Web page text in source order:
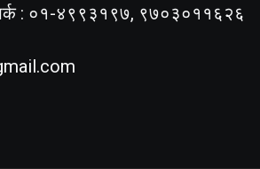
: ०१-४९९३१९७, ९७०३०११६२६